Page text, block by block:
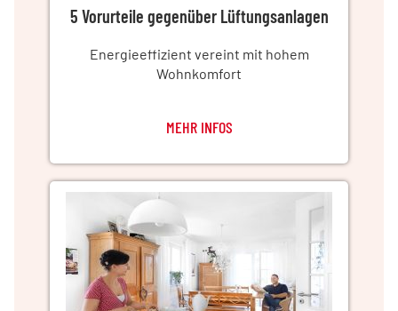
5 Vorurteile gegenüber Lüftungsanlagen
Energieeffizient vereint mit hohem
Wohnkomfort
MEHR INFOS